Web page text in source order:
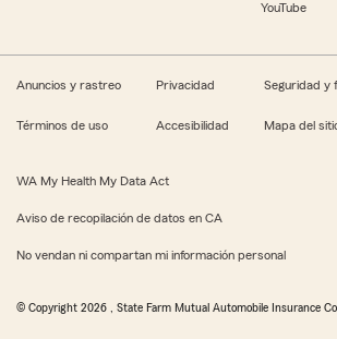
YouTube
Anuncios y rastreo Privacidad Seguridad y
Términos de uso Accesibilidad Mapa del
WA My Health My Data Act
Aviso de recopilación de datos en CA
No vendan ni compartan mi información personal
© Copyright 2026 , State Farm Mutual Automobile Insurance